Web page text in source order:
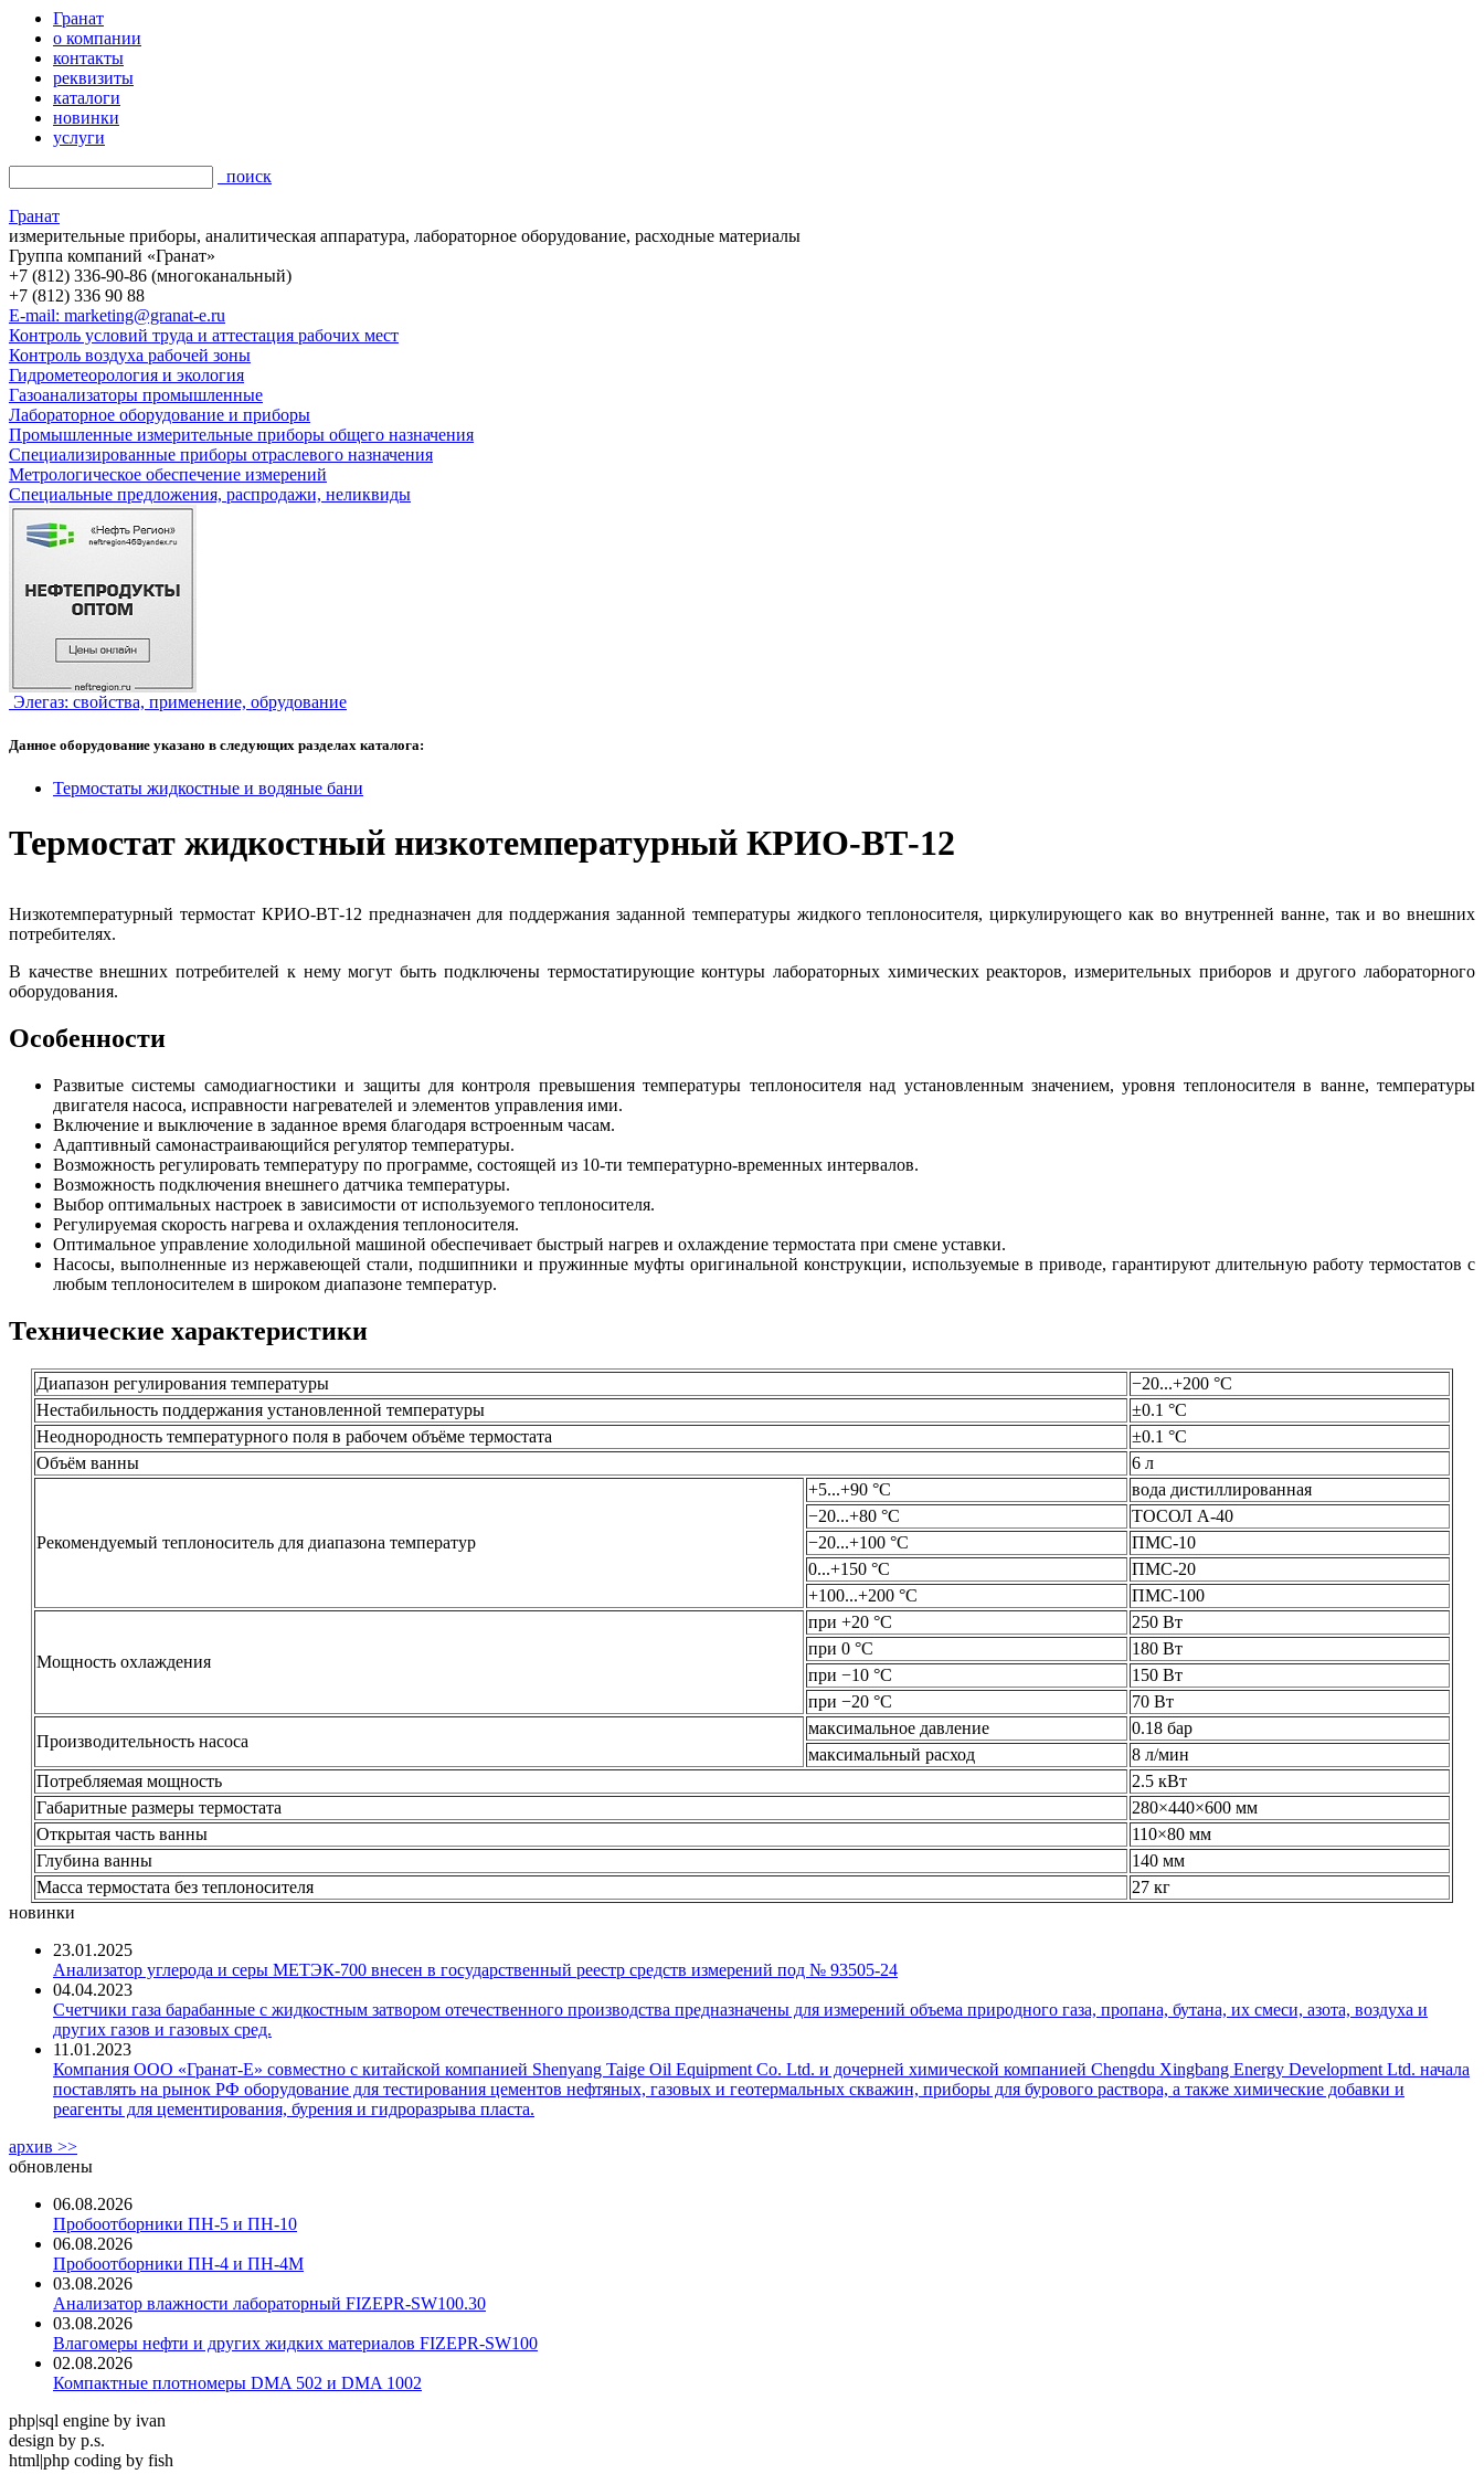
Гранат
о компании
контакты
реквизиты
каталоги
новинки
услуги
поиск
Гранат
измерительные приборы, аналитическая аппаратура, лабораторное оборудование, расходные материалы
Группа компаний «Гранат»
+7 (812) 336-90-86 (многоканальный)
+7 (812) 336 90 88
E-mail: marketing@granat-e.ru
Контроль условий труда и аттестация рабочих мест
Контроль воздуха рабочей зоны
Гидрометеорология и экология
Газоанализаторы промышленные
Лабораторное оборудование и приборы
Промышленные измерительные приборы общего назначения
Специализированные приборы отраслевого назначения
Метрологическое обеспечение измерений
Специальные предложения, распродажи, неликвиды
Элегаз: свойства, применение, обрудование
Данное оборудование указано в следующих разделах каталога:
Термостаты жидкостные и водяные бани
Термостат жидкостный низкотемпературный КРИО-ВТ-12
Низкотемпературный термостат КРИО-ВТ-12 предназначен для поддержания заданной температуры жидкого теплоносителя, циркулирующего как во внутренней ванне, так и во внешних
потребителях.
В качестве внешних потребителей к нему могут быть подключены термостатирующие контуры лабораторных химических реакторов, измерительных приборов и другого лабораторного
оборудования.
Особенности
Развитые системы самодиагностики и защиты для контроля превышения температуры теплоносителя над установленным значением, уровня теплоносителя в ванне, температуры
двигателя насоса, исправности нагревателей и элементов управления ими.
Включение и выключение в заданное время благодаря встроенным часам.
Адаптивный самонастраивающийся регулятор температуры.
Возможность регулировать температуру по программе, состоящей из 10-ти температурно-временных интервалов.
Возможность подключения внешнего датчика температуры.
Выбор оптимальных настроек в зависимости от используемого теплоносителя.
Регулируемая скорость нагрева и охлаждения теплоносителя.
Оптимальное управление холодильной машиной обеспечивает быстрый нагрев и охлаждение термостата при смене уставки.
Насосы, выполненные из нержавеющей стали, подшипники и пружинные муфты оригинальной конструкции, используемые в приводе, гарантируют длительную работу термостатов с
любым теплоносителем в широком диапазоне температур.
Технические характеристики
Диапазон регулирования температуры
−20...+200 °С
Нестабильность поддержания установленной температуры
±0.1 °С
Неоднородность температурного поля в рабочем объёме термостата
±0.1 °С
Объём ванны
6 л
Рекомендуемый теплоноситель для диапазона температур
+5...+90 °С
вода дистиллированная
−20...+80 °С
ТОСОЛ А-40
−20...+100 °С
ПМС-10
0...+150 °С
ПМС-20
+100...+200 °С
ПМС-100
Мощность охлаждения
при +20 °С
250 Вт
при 0 °С
180 Вт
при −10 °С
150 Вт
при −20 °С
70 Вт
Производительность насоса
максимальное давление
0.18 бар
максимальный расход
8 л/мин
Потребляемая мощность
2.5 кВт
Габаритные размеры термостата
280×440×600 мм
Открытая часть ванны
110×80 мм
Глубина ванны
140 мм
Масса термостата без теплоносителя
27 кг
новинки
23.01.2025
Анализатор углерода и серы МЕТЭК-700 внесен в государственный реестр средств измерений под № 93505-24
04.04.2023
Счетчики газа барабанные с жидкостным затвором отечественного производства предназначены для измерений объема природного газа, пропана, бутана, их смеси, азота, воздуха и
других газов и газовых сред.
11.01.2023
Компания ООО «Гранат-Е» совместно с китайской компанией Shenyang Taige Oil Equipment Co. Ltd. и дочерней химической компанией Chengdu Xingbang Energy Development Ltd. начала
поставлять на рынок РФ оборудование для тестирования цементов нефтяных, газовых и геотермальных скважин, приборы для бурового раствора, а также химические добавки и
реагенты для цементирования, бурения и гидроразрыва пласта.
архив >>
обновлены
06.08.2026
Пробоотборники ПН-5 и ПН-10
06.08.2026
Пробоотборники ПН-4 и ПН-4М
03.08.2026
Анализатор влажности лабораторный FIZEPR-SW100.30
03.08.2026
Влагомеры нефти и других жидких материалов FIZEPR-SW100
02.08.2026
Компактные плотномеры DMA 502 и DMA 1002
php|sql engine by ivan
design by p.s.
html|php coding by fish